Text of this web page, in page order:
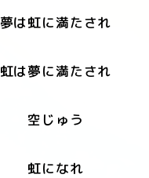
夢は虹に満たされ
虹は夢に満たされ
空じゅう
虹になれ